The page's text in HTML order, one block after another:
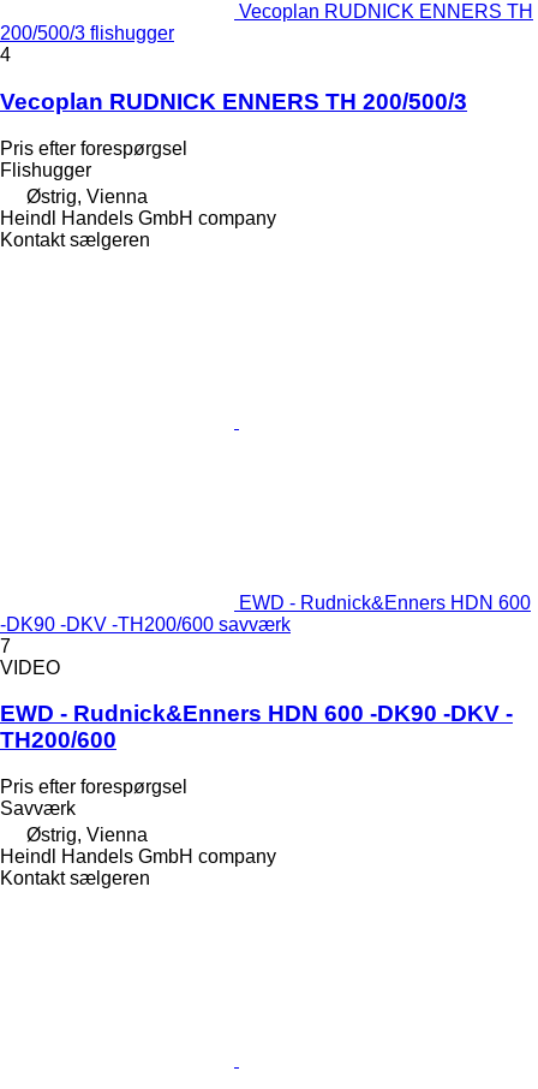
Vecoplan RUDNICK ENNERS TH
200/500/3 flishugger
4
Vecoplan RUDNICK ENNERS TH 200/500/3
Pris efter forespørgsel
Flishugger
Østrig, Vienna
Heindl Handels GmbH company
Kontakt sælgeren
EWD - Rudnick&Enners HDN 600
-DK90 -DKV -TH200/600 savværk
7
VIDEO
EWD - Rudnick&Enners HDN 600 -DK90 -DKV -
TH200/600
Pris efter forespørgsel
Savværk
Østrig, Vienna
Heindl Handels GmbH company
Kontakt sælgeren